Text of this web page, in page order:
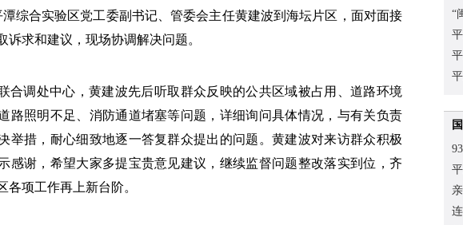
潭综合实验区党工委副书记、管委会主任黄建波到海坛片区，面对面接
诉求和建议，现场协调解决问题。
合调处中心，黄建波先后听取群众反映的公共区域被占用、道路环境
路照明不足、消防通道堵塞等问题，详细询问具体情况，与有关负责
举措，耐心细致地逐一答复群众提出的问题。黄建波对来访群众积极
感谢，希望大家多提宝贵意见建议，继续监督问题整改落实到位，齐
各项工作再上新台阶。
“
连